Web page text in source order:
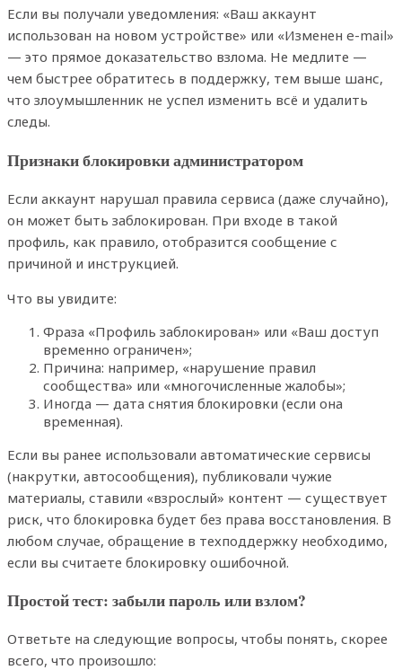
Если вы получали уведомления: «Ваш аккаунт
использован на новом устройстве» или «Изменен e-mail»
— это прямое доказательство взлома. Не медлите —
чем быстрее обратитесь в поддержку, тем выше шанс,
что злоумышленник не успел изменить всё и удалить
следы.
Признаки блокировки администратором
Если аккаунт нарушал правила сервиса (даже случайно),
он может быть заблокирован. При входе в такой
профиль, как правило, отобразится сообщение с
причиной и инструкцией.
Что вы увидите:
Фраза «Профиль заблокирован» или «Ваш доступ
временно ограничен»;
Причина: например, «нарушение правил
сообщества» или «многочисленные жалобы»;
Иногда — дата снятия блокировки (если она
временная).
Если вы ранее использовали автоматические сервисы
(накрутки, автосообщения), публиковали чужие
материалы, ставили «взрослый» контент — существует
риск, что блокировка будет без права восстановления. В
любом случае, обращение в техподдержку необходимо,
если вы считаете блокировку ошибочной.
Простой тест: забыли пароль или взлом?
Ответьте на следующие вопросы, чтобы понять, скорее
всего, что произошло: